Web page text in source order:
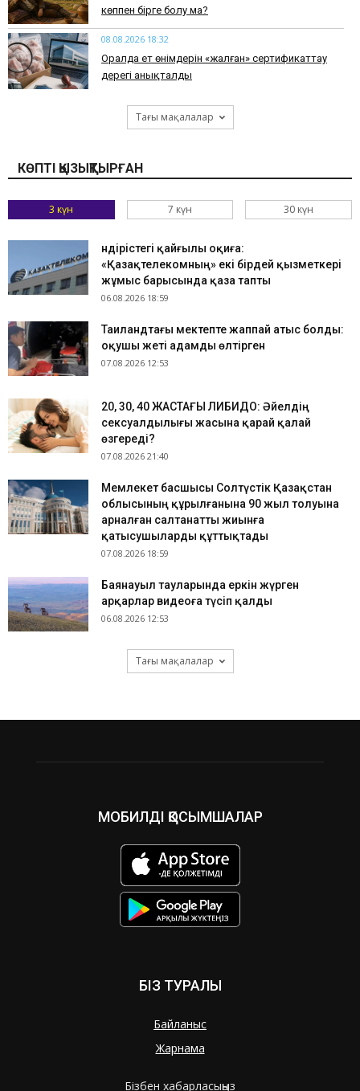
көппен бірге болу ма?
08.08.2026 18:32
Оралда ет өнімдерін «жалған» сертификаттау
дерегі анықталды
Тағы мақалалар
КӨПТІ ҚЫЗЫҚТЫРҒАН
3 күн 7 күн 30 күн
Өндірістегі қайғылы оқиға:
«Қазақтелекомның» екі бірдей қызметкері
жұмыс барысында қаза тапты
06.08.2026 18:59
Таиландтағы мектепте жаппай атыс болды:
оқушы жеті адамды өлтірген
07.08.2026 12:53
​20, 30, 40 ЖАСТАҒЫ ЛИБИДО: Әйелдің
сексуалдылығы жасына қарай қалай
өзгереді?
07.08.2026 21:40
Мемлекет басшысы Солтүстік Қазақстан
облысының құрылғанына 90 жыл толуына
арналған салтанатты жиынға
қатысушыларды құттықтады
07.08.2026 18:59
Баянауыл тауларында еркін жүрген
арқарлар видеоға түсіп қалды
06.08.2026 12:53
Тағы мақалалар
МОБИЛДІ ҚОСЫМШАЛАР
БІЗ ТУРАЛЫ
Байланыс
Жарнама
Бізбен хабарласыңыз